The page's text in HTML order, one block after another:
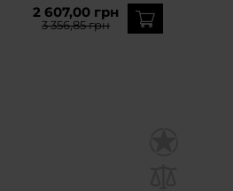
2 607,00 грн
3 356,85 грн